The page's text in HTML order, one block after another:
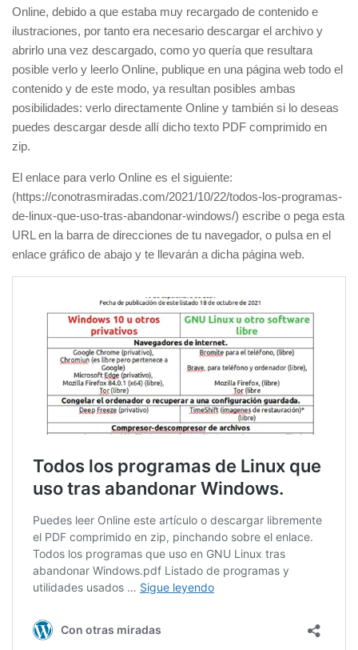
Online, debido a que estaba muy recargado de contenido e
ilustraciones, por tanto era necesario descargar el archivo y
abrirlo una vez descargado, como yo quería que resultara
posible verlo y leerlo Online, publique en una página web todo el
contenido y de este modo, ya resultan posibles ambas
posibilidades: verlo directamente Online y también si lo deseas
puedes descargar desde allí dicho texto PDF comprimido en
zip.
El enlace para verlo Online es el siguiente:
(https://conotrasmiradas.com/2021/10/22/todos-los-programas-
de-linux-que-uso-tras-abandonar-windows/) escribe o pega esta
URL en la barra de direcciones de tu navegador, o pulsa en el
enlace gráfico de abajo y te llevarán a dicha página web.